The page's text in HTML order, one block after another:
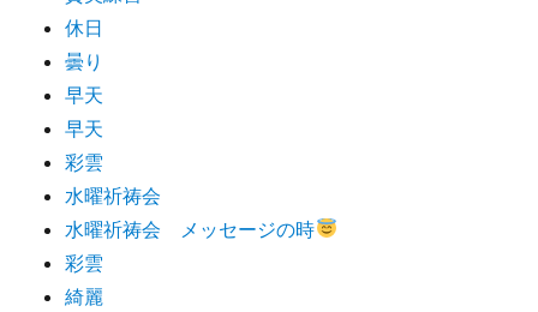
休日
曇り
早天
早天
彩雲
水曜祈祷会
水曜祈祷会 メッセージの時
彩雲
綺麗